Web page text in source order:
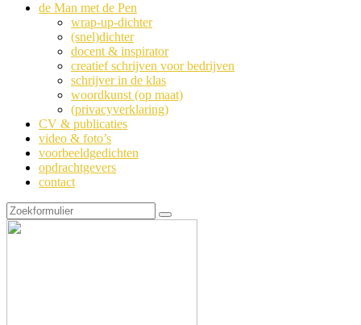
de Man met de Pen
wrap-up-dichter
(snel)dichter
docent & inspirator
creatief schrijven voor bedrijven
schrijver in de klas
woordkunst (op maat)
(privacyverklaring)
CV & publicaties
video & foto’s
voorbeeldgedichten
opdrachtgevers
contact
Zoeken